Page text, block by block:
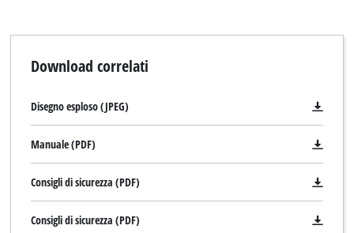
Download correlati
Disegno esploso (JPEG)
Manuale (PDF)
Consigli di sicurezza (PDF)
Consigli di sicurezza (PDF)